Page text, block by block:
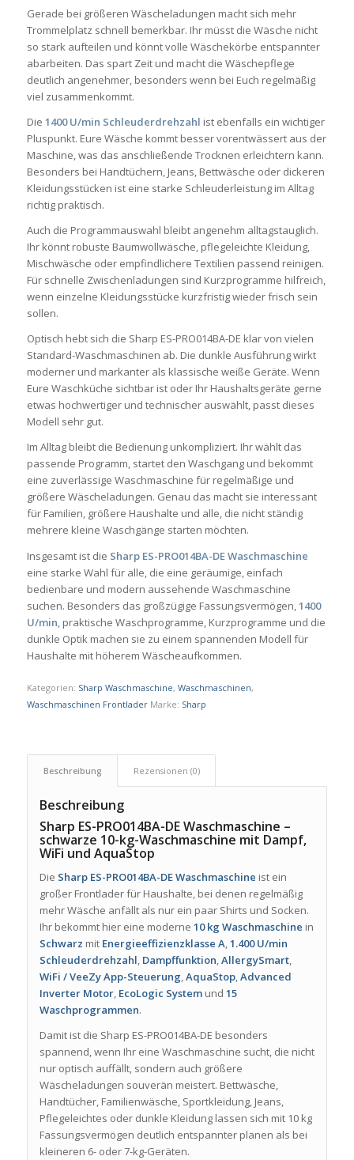
Gerade bei größeren Wäscheladungen macht sich mehr
Trommelplatz schnell bemerkbar. Ihr müsst die Wäsche nicht
so stark aufteilen und könnt volle Wäschekörbe entspannter
abarbeiten. Das spart Zeit und macht die Wäschepflege
deutlich angenehmer, besonders wenn bei Euch regelmäßig
viel zusammenkommt.
Die 1400 U/min Schleuderdrehzahl ist ebenfalls ein wichtiger
Pluspunkt. Eure Wäsche kommt besser vorentwässert aus der
Maschine, was das anschließende Trocknen erleichtern kann.
Besonders bei Handtüchern, Jeans, Bettwäsche oder dickeren
Kleidungsstücken ist eine starke Schleuderleistung im Alltag
richtig praktisch.
Auch die Programmauswahl bleibt angenehm alltagstauglich.
Ihr könnt robuste Baumwollwäsche, pflegeleichte Kleidung,
Mischwäsche oder empfindlichere Textilien passend reinigen.
Für schnelle Zwischenladungen sind Kurzprogramme hilfreich,
wenn einzelne Kleidungsstücke kurzfristig wieder frisch sein
sollen.
Optisch hebt sich die Sharp ES-PRO014BA-DE klar von vielen
Standard-Waschmaschinen ab. Die dunkle Ausführung wirkt
moderner und markanter als klassische weiße Geräte. Wenn
Eure Waschküche sichtbar ist oder Ihr Haushaltsgeräte gerne
etwas hochwertiger und technischer auswählt, passt dieses
Modell sehr gut.
Im Alltag bleibt die Bedienung unkompliziert. Ihr wählt das
passende Programm, startet den Waschgang und bekommt
eine zuverlässige Waschmaschine für regelmäßige und
größere Wäscheladungen. Genau das macht sie interessant
für Familien, größere Haushalte und alle, die nicht ständig
mehrere kleine Waschgänge starten möchten.
Insgesamt ist die Sharp ES-PRO014BA-DE Waschmaschine
eine starke Wahl für alle, die eine geräumige, einfach
bedienbare und modern aussehende Waschmaschine
suchen. Besonders das großzügige Fassungsvermögen, 1400
U/min , praktische Waschprogramme, Kurzprogramme und die
dunkle Optik machen sie zu einem spannenden Modell für
Haushalte mit höherem Wäscheaufkommen.
Kategorien: Sharp Waschmaschine, Waschmaschinen,
Waschmaschinen Frontlader Marke: Sharp
Beschreibung Rezensionen (0)
Beschreibung
Sharp ES-PRO014BA-DE Waschmaschine –
schwarze 10-kg-Waschmaschine mit Dampf,
WiFi und AquaStop
Die Sharp ES-PRO014BA-DE Waschmaschine ist ein
großer Frontlader für Haushalte, bei denen regelmäßig
mehr Wäsche anfällt als nur ein paar Shirts und Socken.
Ihr bekommt hier eine moderne 10 kg Waschmaschine in
Schwarz mit Energieeffizienzklasse A 1.400 U/min
Schleuderdrehzahl Dampffunktion AllergySmart,
WiFi / VeeZy App-Steuerung AquaStop, Advanced
Inverter Motor, EcoLogic Systemund 15
Waschprogrammen.
Damit ist die Sharp ES-PRO014BA-DE besonders
spannend, wenn Ihr eine Waschmaschine sucht, die nicht
nur optisch auffällt, sondern auch größere
Wäscheladungen souverän meistert. Bettwäsche,
Handtücher, Familienwäsche, Sportkleidung, Jeans,
Pflegeleichtes oder dunkle Kleidung lassen sich mit 10 kg
Fassungsvermögen deutlich entspannter planen als bei
kleineren 6- oder 7-kg-Geräten.